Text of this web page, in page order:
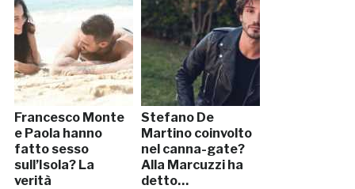
Francesco Monte
e Paola hanno
fatto sesso
sull’Isola? La
verità
Stefano De
Martino coinvolto
nel canna-gate?
Alla Marcuzzi ha
detto…